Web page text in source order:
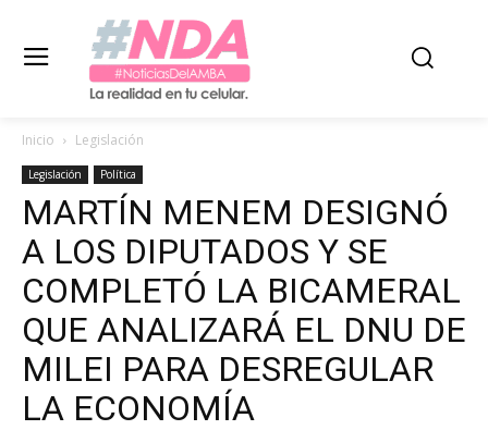
Inicio Legislación
Legislación Política
MARTÍN MENEM DESIGNÓ
A LOS DIPUTADOS Y SE
COMPLETÓ LA BICAMERAL
QUE ANALIZARÁ EL DNU DE
MILEI PARA DESREGULAR
LA ECONOMÍA